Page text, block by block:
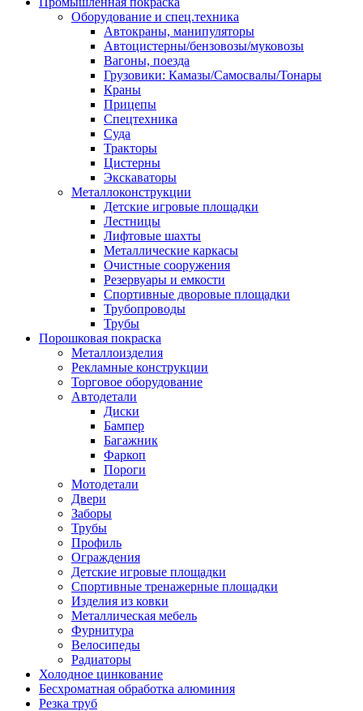
Оборудование и спец.техника
Автокраны, манипуляторы
Автоцистерны/бензовозы/муковозы
Вагоны, поезда
Грузовики: Камазы/Самосвалы/Тонары
Краны
Прицепы
Спецтехника
Суда
Тракторы
Цистерны
Экскаваторы
Металлоконструкции
Детские игровые площадки
Лестницы
Лифтовые шахты
Металлические каркасы
Очистные сооружения
Резервуары и емкости
Спортивные дворовые площадки
Трубопроводы
Трубы
Порошковая покраска
Металлоизделия
Рекламные конструкции
Торговое оборудование
Автодетали
Диски
Бампер
Багажник
Фаркоп
Пороги
Мотодетали
Двери
Заборы
Трубы
Профиль
Ограждения
Детские игровые площадки
Спортивные тренажерные площадки
Изделия из ковки
Металлическая мебель
Фурнитура
Велосипеды
Радиаторы
Холодное цинкование
Бесхроматная обработка алюминия
Резка труб